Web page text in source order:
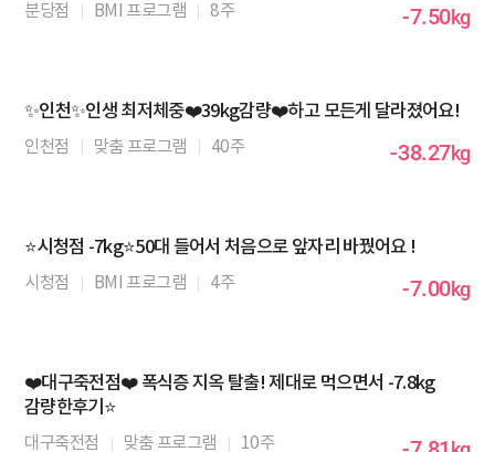
분당점 BMI 프로그램 8주 -7.50kg
✨인천✨인생 최저체중❤️39kg감량❤️하고 모든게 달라졌어요!
인천점 맞춤 프로그램 40주 -38.27kg
⭐시청점 -7kg⭐50대 들어서 처음으로 앞자리 바꿨어요 !
시청점 BMI 프로그램 4주 -7.00kg
❤️대구죽전점❤️ 폭식증 지옥 탈출! 제대로 먹으면서 -7.8kg
감량한후기⭐
대구죽전점 맞춤 프로그램 10주